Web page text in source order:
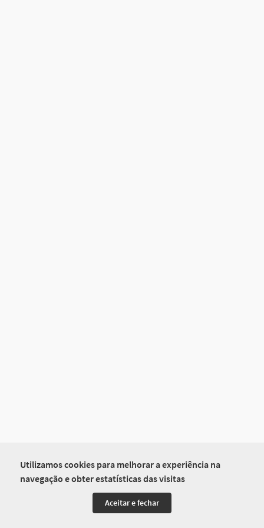
Utilizamos cookies para melhorar a experiência na
navegação e obter estatísticas das visitas
Aceitar e fechar